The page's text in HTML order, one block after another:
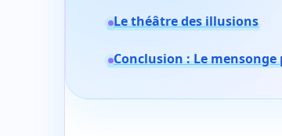
Le théâtre des illusions
Conclusion : Le